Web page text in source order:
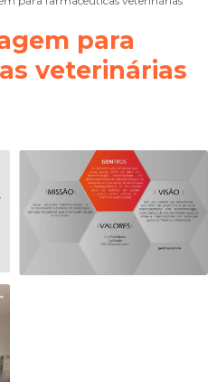
para
veterinárias